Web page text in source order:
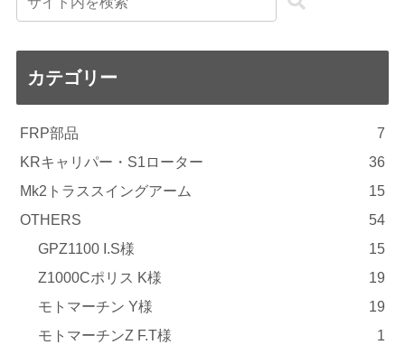
カテゴリー
FRP部品
7
KRキャリパー・S1ローター
36
Mk2トラススイングアーム
15
OTHERS
54
GPZ1100 I.S様
15
Z1000Cポリス K様
19
モトマーチン Y様
19
モトマーチンZ F.T様
1